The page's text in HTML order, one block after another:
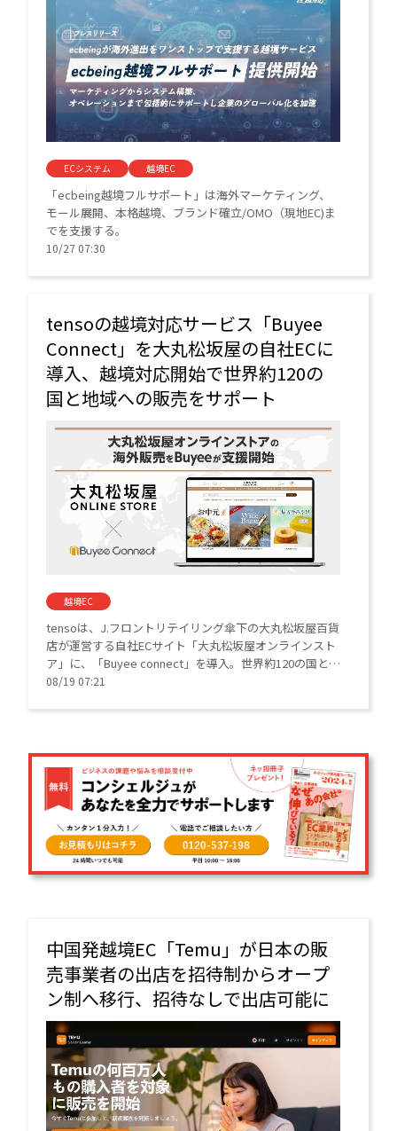
ECシステム 越境EC
「ecbeing越境フルサポート」は海外マーケティング、
モール展開、本格越境、ブランド確立/OMO（現地EC)ま
でを支援する。
10/27 07:30
tensoの越境対応サービス「Buyee
Connect」を大丸松坂屋の自社ECに
導入、越境対応開始で世界約120の
国と地域への販売をサポート
越境EC
tensoは、J.フロントリテイリング傘下の大丸松坂屋百貨
店が運営する自社ECサイト「大丸松坂屋オンラインスト
ア」に、「Buyee connect」を導入。世界約120の国と地
域へ商品販売を支援する。
08/19 07:21
中国発越境EC「Temu」が日本の販
売事業者の出店を招待制からオープ
ン制へ移行、招待なしで出店可能に